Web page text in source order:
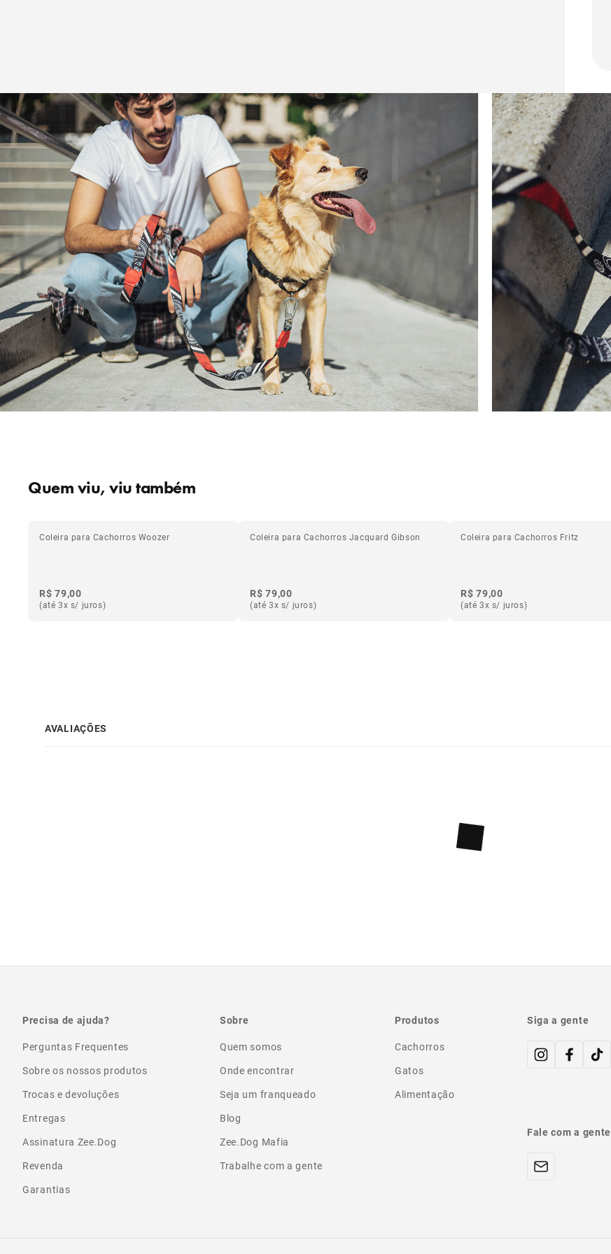
Quem viu, viu também
Coleira para Cachorros Woozer
R$ 79,00
(até 3x s/ juros)
Coleira para Cachorros Jacquard Gibson
R$ 79,00
(até 3x s/ juros)
Coleira para Cachorros Fritz
R$ 79,00
(até 3x s/ juros)
AVALIAÇÕES
Precisa de ajuda?
Perguntas Frequentes
Sobre os nossos produtos
Trocas e devoluções
Entregas
Assinatura Zee.Dog
Revenda
Garantias
Sobre
Quem somos
Onde encontrar
Seja um franqueado
Blog
Zee.Dog Mafia
Trabalhe com a gente
Produtos
Cachorros
Gatos
Alimentação
Siga a gente
Fale com a gente